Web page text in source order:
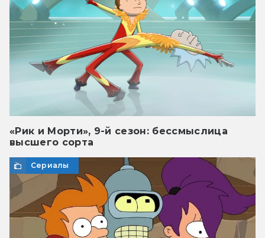
«Рик и Морти», 9-й сезон: бессмыслица
высшего сорта
Сериалы